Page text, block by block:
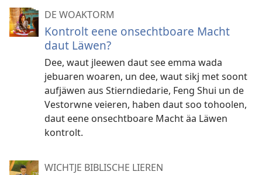
DE WOAKTORM
Kontrolt eene onsechtboare Macht
daut Läwen?
Dee, waut jleewen daut see emma wada
jebuaren woaren, un dee, waut sikj met soont
aufjäwen aus Stierndiedarie, Feng Shui un de
Vestorwne veieren, haben daut soo tohoolen,
daut eene onsechtboare Macht äa Läwen
kontrolt.
WICHTJE BIBLISCHE LIEREN